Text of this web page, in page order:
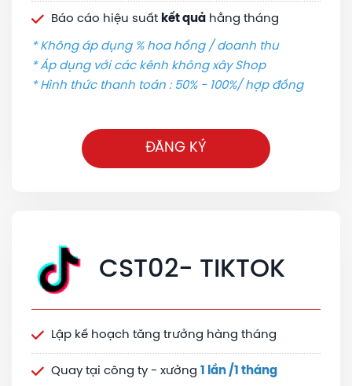
Báo cáo hiệu suất kết quả hằng tháng
* Không áp dụng % hoa hồng / doanh thu
* Áp dụng với các kênh không xây Shop
* Hình thức thanh toán : 50% - 100%/ hợp đồng
ĐĂNG KÝ
CST02- TIKTOK
Lập kế hoạch tăng trưởng hàng tháng
Quay tại công ty - xưởng 1 lần /1 tháng